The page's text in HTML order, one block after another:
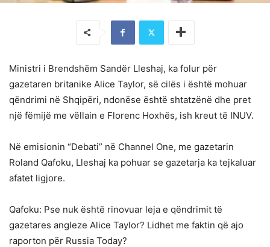
Ministri i Brendshëm Sandër Lleshaj, ka folur për
gazetaren britanike Alice Taylor, së cilës i është mohuar
qëndrimi në Shqipëri, ndonëse është shtatzënë dhe pret
një fëmijë me vëllain e Florenc Hoxhës, ish kreut të INUV.
Në emisionin “Debati” në Channel One, me gazetarin
Roland Qafoku, Lleshaj ka pohuar se gazetarja ka tejkaluar
afatet ligjore.
Qafoku: Pse nuk është rinovuar leja e qëndrimit të
gazetares angleze Alice Taylor? Lidhet me faktin që ajo
raporton për Russia Today?